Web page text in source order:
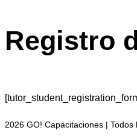
Registro
2026 GO! Capacitaciones |